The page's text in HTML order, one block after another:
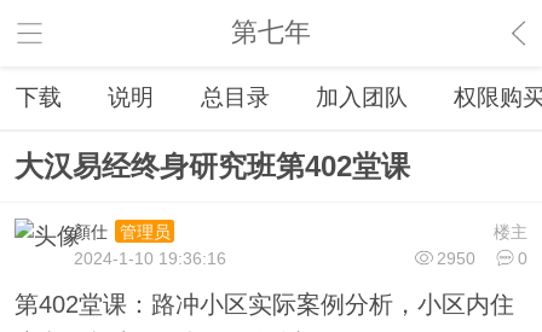
第七年
下载 说明 总目录 加入团队 权限购
大汉易经终身研究班第402堂课
楼主
顏仕
管理员
2950
0
2024-1-10 19:36:16
第402堂课：路冲小区实际案例分析，小区内住